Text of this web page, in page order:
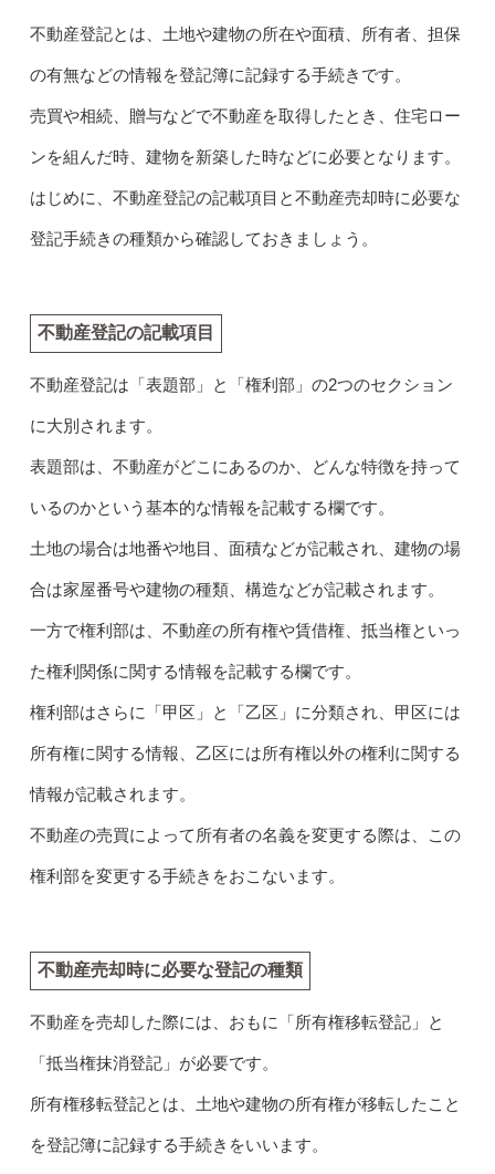
不動産登記とは、土地や建物の所在や面積、所有者、担保
の有無などの情報を登記簿に記録する手続きです。
売買や相続、贈与などで不動産を取得したとき、住宅ロー
ンを組んだ時、建物を新築した時などに必要となります。
はじめに、不動産登記の記載項目と不動産売却時に必要な
登記手続きの種類から確認しておきましょう。
不動産登記の記載項目
不動産登記は「表題部」と「権利部」の2つのセクション
に大別されます。
表題部は、不動産がどこにあるのか、どんな特徴を持って
いるのかという基本的な情報を記載する欄です。
土地の場合は地番や地目、面積などが記載され、建物の場
合は家屋番号や建物の種類、構造などが記載されます。
一方で権利部は、不動産の所有権や賃借権、抵当権といっ
た権利関係に関する情報を記載する欄です。
権利部はさらに「甲区」と「乙区」に分類され、甲区には
所有権に関する情報、乙区には所有権以外の権利に関する
情報が記載されます。
不動産の売買によって所有者の名義を変更する際は、この
権利部を変更する手続きをおこないます。
不動産売却時に必要な登記の種類
不動産を売却した際には、おもに「所有権移転登記」と
「抵当権抹消登記」が必要です。
所有権移転登記とは、土地や建物の所有権が移転したこと
を登記簿に記録する手続きをいいます。